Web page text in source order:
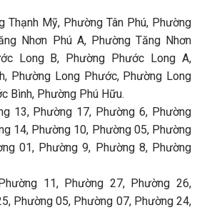
Thạnh Mỹ, Phường Tân Phú, Phường
Nhơn Phú A, Phường Tăng Nhơn
Long B, Phường Phước Long A,
Phường Long Phước, Phường Long
Bình, Phường Phú Hữu.
13, Phường 17, Phường 6, Phường
14, Phường 10, Phường 05, Phường
01, Phường 9, Phường 8, Phường
11, Phường 27, Phường 26,
Phường 05, Phường 07, Phường 24,